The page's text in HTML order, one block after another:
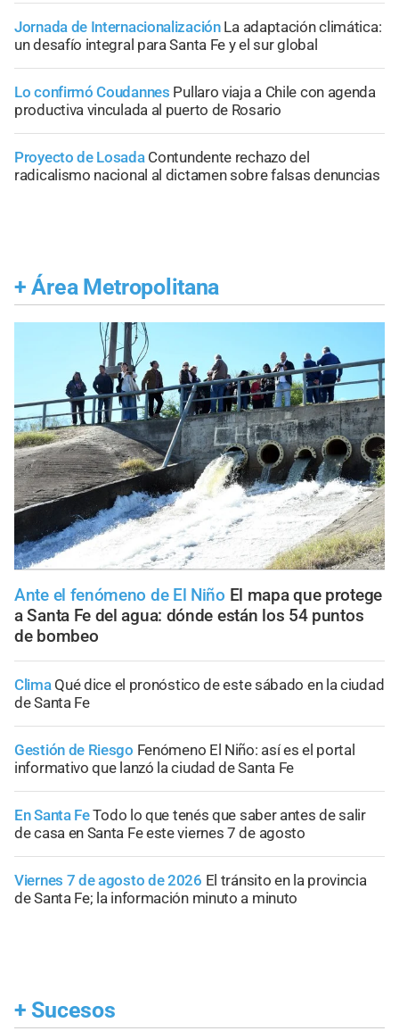
Jornada de Internacionalización La adaptación climática:
un desafío integral para Santa Fe y el sur global
Lo confirmó Coudannes Pullaro viaja a Chile con agenda
productiva vinculada al puerto de Rosario
Proyecto de Losada Contundente rechazo del
radicalismo nacional al dictamen sobre falsas denuncias
+ Área Metropolitana
Ante el fenómeno de El Niño El mapa que protege
a Santa Fe del agua: dónde están los 54 puntos
de bombeo
Clima Qué dice el pronóstico de este sábado en la ciudad
de Santa Fe
Gestión de Riesgo Fenómeno El Niño: así es el portal
informativo que lanzó la ciudad de Santa Fe
En Santa FeTodo lo que tenés que saber antes de salir
de casa en Santa Fe este viernes 7 de agosto
Viernes 7 de agosto de 2026 El tránsito en la provincia
de Santa Fe; la información minuto a minuto
+ Sucesos